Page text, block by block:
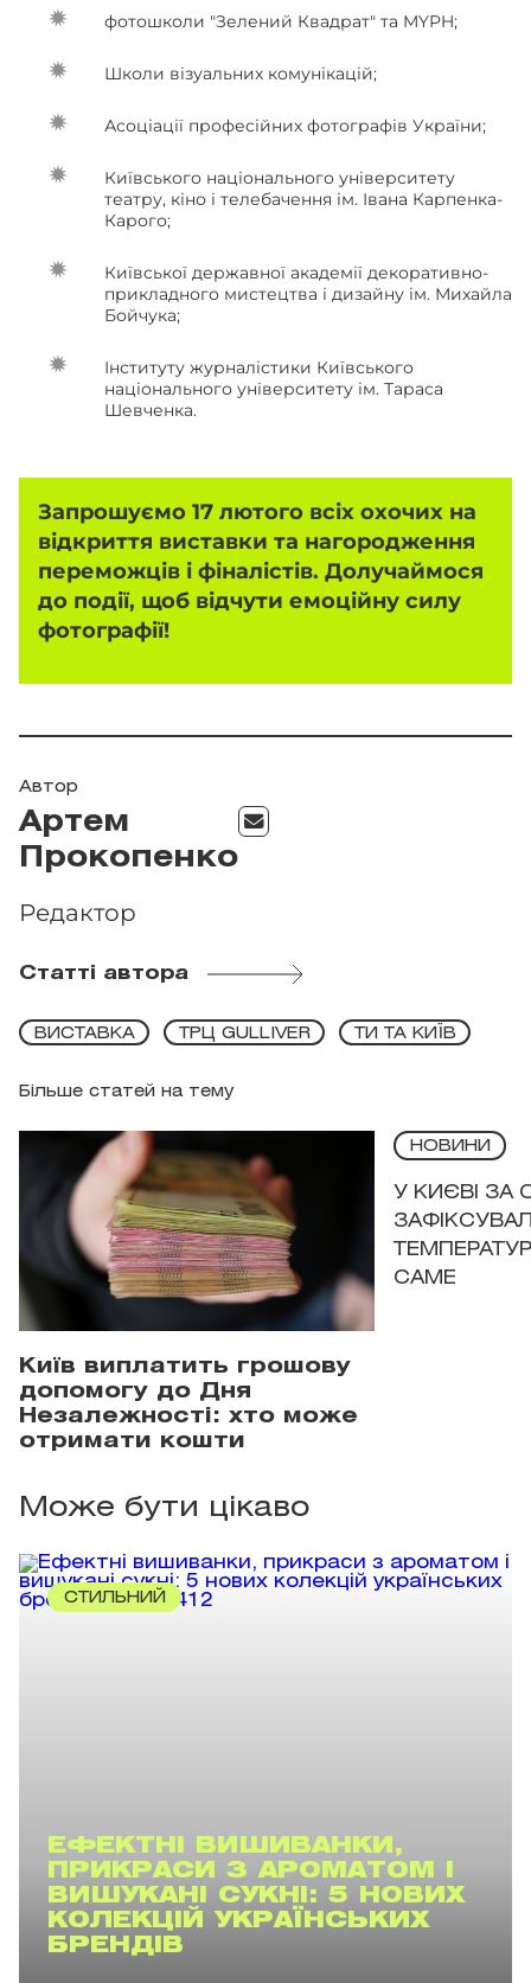
фотошколи "Зелений Квадрат" та MYPH;
Школи візуальних комунікацій;
Асоціації професійних фотографів України;
Київського національного університету
театру, кіно і телебачення ім. Івана Карпенка-
Карого;
Київської державної академії декоративно-
прикладного мистецтва і дизайну ім. Михайла
Бойчука;
Інституту журналістики Київського
національного університету ім. Тараса
Шевченка.
Запрошуємо 17 лютого всіх охочих на
відкриття виставки та нагородження
переможців і фіналістів. Долучаймося
до події, щоб відчути емоційну силу
фотографії!
Автор
Артем
Прокопенко
Редактор
Статті автора
Більше статей на тему
ВИСТАВКА ТРЦ GULLIVER ТИ ТА КИЇВ
Київ виплатить грошову
допомогу до Дня
Незалежності: хто може
отримати кошти
НОВИНИ
У КИЄВІ ЗА
САМЕ
Може бути цікаво
СТИЛЬНИЙ
ЕФЕКТНІ ВИШИВАНКИ,
ПРИКРАСИ З АРОМАТОМ І
ВИШУКАНІ СУКНІ: 5 НОВИХ
КОЛЕКЦІЙ УКРАЇНСЬКИХ
БРЕНДІВ